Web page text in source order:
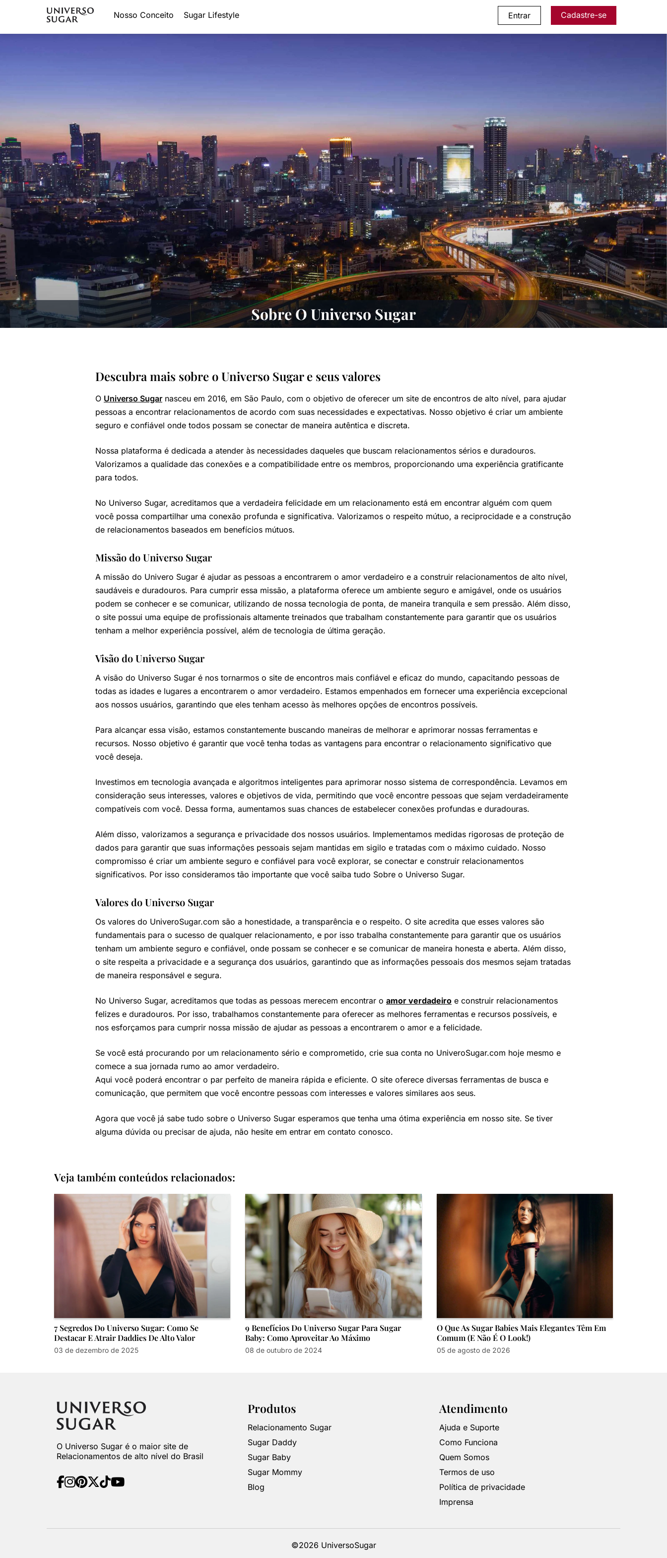
Nosso Conceito Sugar Lifestyle Entrar Cadastre-se
Sobre O Universo Sugar
Descubra mais sobre o Universo Sugar e seus valores
O Universo Sugar nasceu em 2016, em São Paulo, com o objetivo de oferecer um site de encontros de alto nível, para ajudar
pessoas a encontrar relacionamentos de acordo com suas necessidades e expectativas. Nosso objetivo é criar um ambiente
seguro e confiável onde todos possam se conectar de maneira autêntica e discreta.
Nossa plataforma é dedicada a atender às necessidades daqueles que buscam relacionamentos sérios e duradouros.
Valorizamos a qualidade das conexões e a compatibilidade entre os membros, proporcionando uma experiência gratificante
para todos.
No Universo Sugar, acreditamos que a verdadeira felicidade em um relacionamento está em encontrar alguém com quem
você possa compartilhar uma conexão profunda e significativa. Valorizamos o respeito mútuo, a reciprocidade e a construção
de relacionamentos baseados em benefícios mútuos.
Missão do Universo Sugar
A missão do Univero Sugar é ajudar as pessoas a encontrarem o amor verdadeiro e a construir relacionamentos de alto nível,
saudáveis e duradouros. Para cumprir essa missão, a plataforma oferece um ambiente seguro e amigável, onde os usuários
podem se conhecer e se comunicar, utilizando de nossa tecnologia de ponta, de maneira tranquila e sem pressão. Além disso,
o site possui uma equipe de profissionais altamente treinados que trabalham constantemente para garantir que os usuários
tenham a melhor experiência possível, além de tecnologia de última geração.
Visão do Universo Sugar
A visão do Universo Sugar é nos tornarmos o site de encontros mais confiável e eficaz do mundo, capacitando pessoas de
todas as idades e lugares a encontrarem o amor verdadeiro. Estamos empenhados em fornecer uma experiência excepcional
aos nossos usuários, garantindo que eles tenham acesso às melhores opções de encontros possíveis.
Para alcançar essa visão, estamos constantemente buscando maneiras de melhorar e aprimorar nossas ferramentas e
recursos. Nosso objetivo é garantir que você tenha todas as vantagens para encontrar o relacionamento significativo que
você deseja.
Investimos em tecnologia avançada e algoritmos inteligentes para aprimorar nosso sistema de correspondência. Levamos em
consideração seus interesses, valores e objetivos de vida, permitindo que você encontre pessoas que sejam verdadeiramente
compatíveis com você. Dessa forma, aumentamos suas chances de estabelecer conexões profundas e duradouras.
Além disso, valorizamos a segurança e privacidade dos nossos usuários. Implementamos medidas rigorosas de proteção de
dados para garantir que suas informações pessoais sejam mantidas em sigilo e tratadas com o máximo cuidado. Nosso
compromisso é criar um ambiente seguro e confiável para você explorar, se conectar e construir relacionamentos
significativos. Por isso consideramos tão importante que você saiba tudo Sobre o Universo Sugar.
Valores do Universo Sugar
Os valores do UniveroSugar.com são a honestidade, a transparência e o respeito. O site acredita que esses valores são
fundamentais para o sucesso de qualquer relacionamento, e por isso trabalha constantemente para garantir que os usuários
tenham um ambiente seguro e confiável, onde possam se conhecer e se comunicar de maneira honesta e aberta. Além disso,
o site respeita a privacidade e a segurança dos usuários, garantindo que as informações pessoais dos mesmos sejam tratadas
de maneira responsável e segura.
No Universo Sugar, acreditamos que todas as pessoas merecem encontrar o amor verdadeiro e construir relacionamentos
felizes e duradouros. Por isso, trabalhamos constantemente para oferecer as melhores ferramentas e recursos possíveis, e
nos esforçamos para cumprir nossa missão de ajudar as pessoas a encontrarem o amor e a felicidade.
Se você está procurando por um relacionamento sério e comprometido, crie sua conta no UniveroSugar.com hoje mesmo e
comece a sua jornada rumo ao amor verdadeiro.
Aqui você poderá encontrar o par perfeito de maneira rápida e eficiente. O site oferece diversas ferramentas de busca e
comunicação, que permitem que você encontre pessoas com interesses e valores similares aos seus.
Agora que você já sabe tudo sobre o Universo Sugar esperamos que tenha uma ótima experiência em nosso site. Se tiver
alguma dúvida ou precisar de ajuda, não hesite em entrar em contato conosco.
Veja também conteúdos relacionados:
7 Segredos Do Universo Sugar: Como Se
Destacar E Atrair Daddies De Alto Valor
03 de dezembro de 2025
9 Benefícios Do Universo Sugar Para Sugar
Baby: Como Aproveitar Ao Máximo
08 de outubro de 2024
O Que As Sugar Babies Mais Elegantes Têm Em
Comum (e Não É O Look!)
05 de agosto de 2026
O Universo Sugar é o maior site de
Relacionamentos de alto nível do Brasil
Produtos
Relacionamento Sugar
Sugar Daddy
Sugar Baby
Sugar Mommy
Blog
Atendimento
Ajuda e Suporte
Como Funciona
Quem Somos
Termos de uso
Política de privacidade
Imprensa
©2026 UniversoSugar